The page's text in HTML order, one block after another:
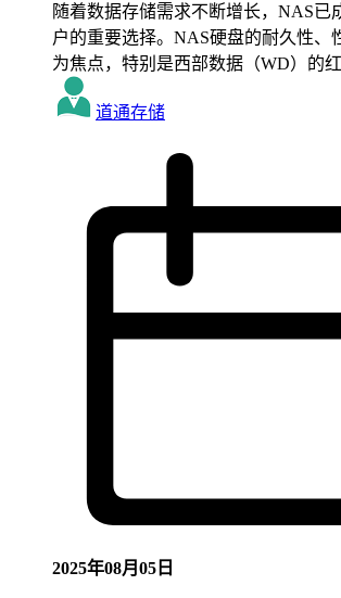
随着数据存储需求不断增长，NAS已
户的重要选择。NAS硬盘的耐久性、
为焦点，特别是西部数据（WD）的
道通存储
2025年08月05日